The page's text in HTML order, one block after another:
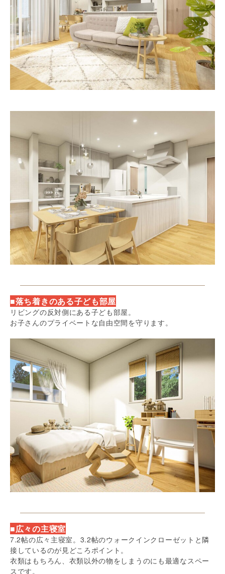
■落ち着きのある子ども部屋
リビングの反対側にある子ども部屋。
お子さんのプライベートな自由空間を守ります。
■広々の主寝室
7.2帖の広々主寝室。3.2帖のウォークインクローゼットと隣
接しているのが見どころポイント。
衣類はもちろん、衣類以外の物をしまうのにも最適なスペー
スです。